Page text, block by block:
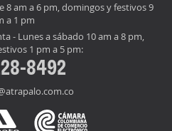
8 am a 6 pm, domingos y festivos 9
a 1 pm
- Lunes a sábado 10 am a 8 pm,
1 pm a 5 pm:
8492